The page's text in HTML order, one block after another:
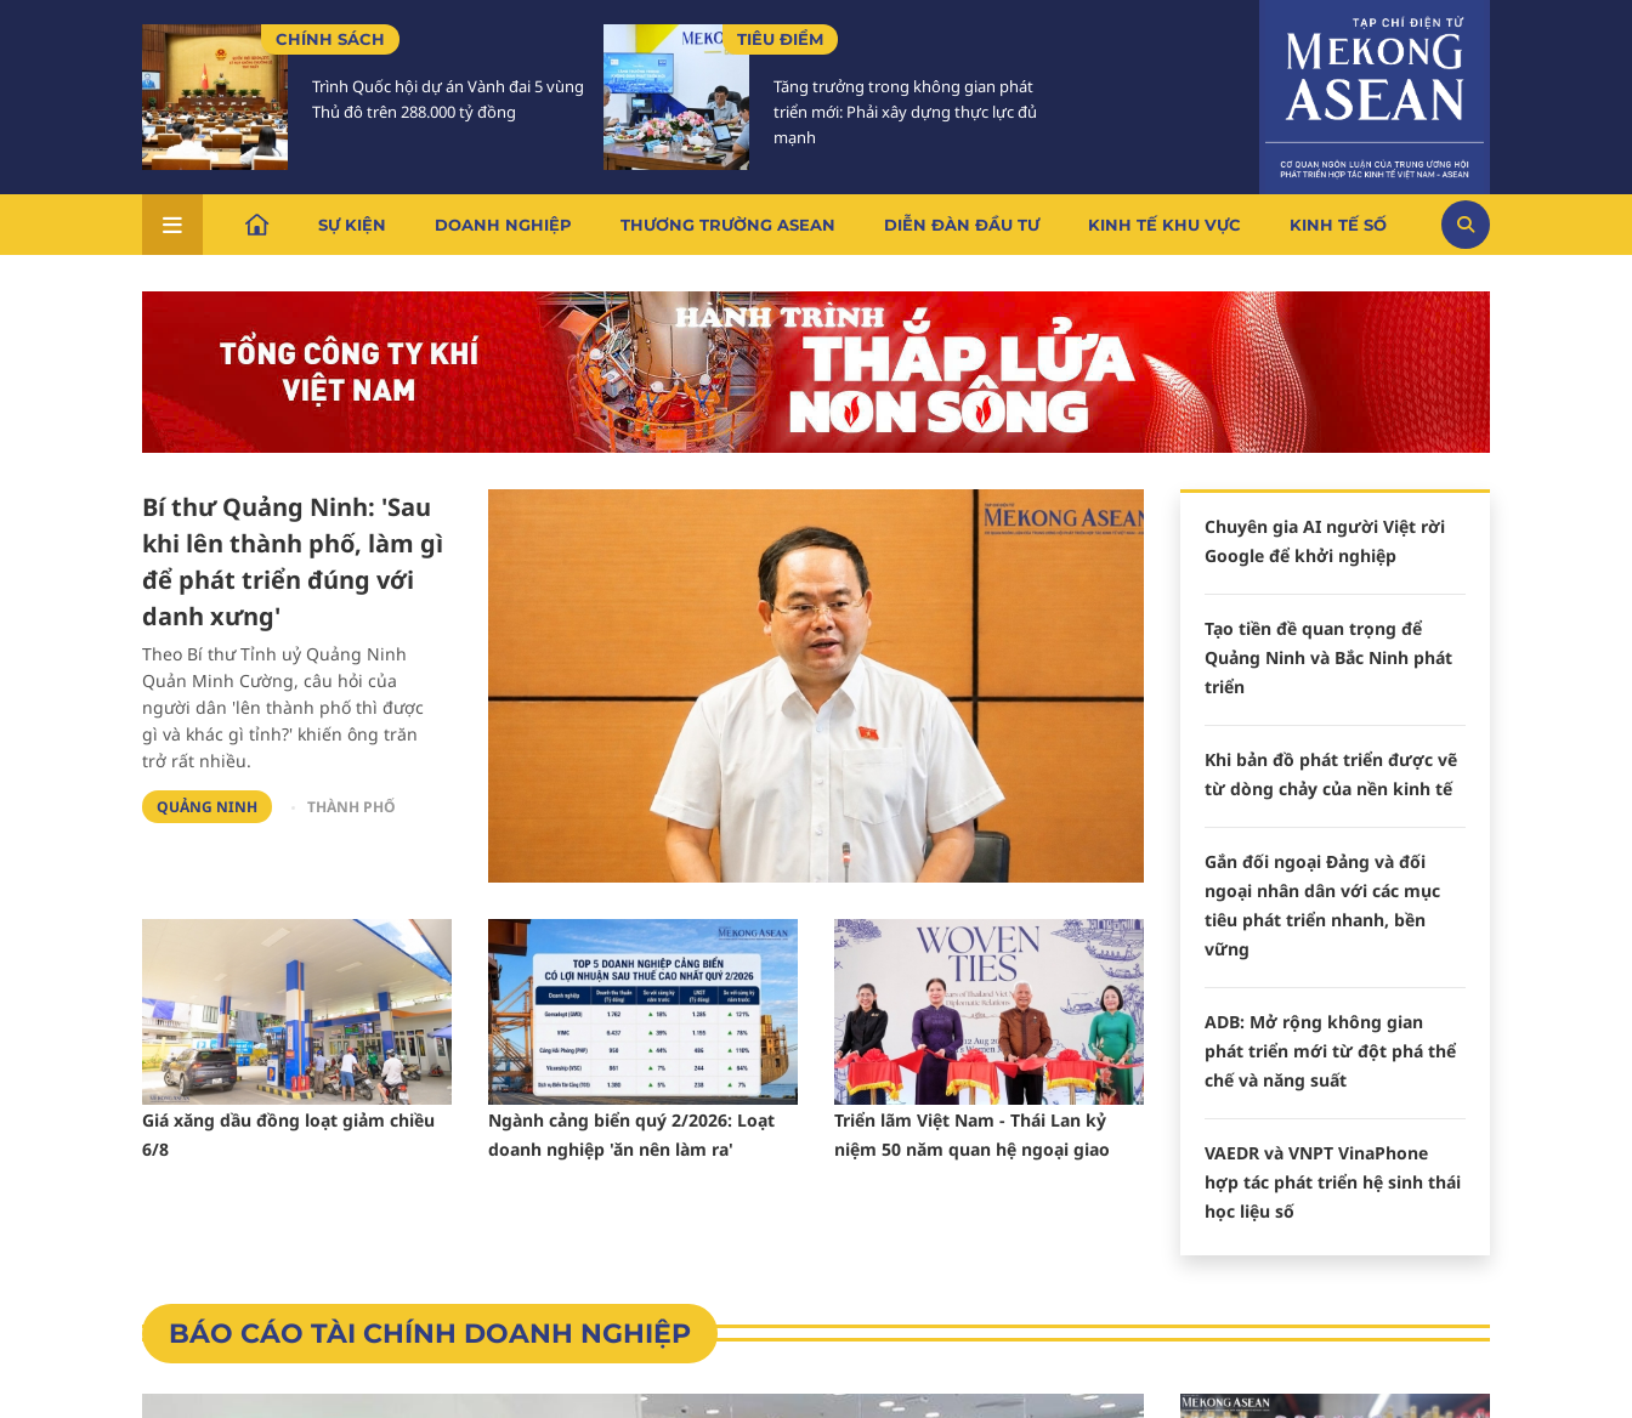
CHÍNH SÁCH
Trình Quốc hội dự án Vành đai 5 vùng
Thủ đô trên 288.000 tỷ đồng
TIÊU ĐIỂM
Tăng trưởng trong không gian phát
triển mới: Phải xây dựng thực lực đủ
mạnh
SỰ KIỆN DOANH NGHIỆP THƯƠNG TRƯỜNG ASEAN DIỄN ĐÀN ĐẦU TƯ KINH TẾ KHU VỰC KINH TẾ SỐ
Bí thư Quảng Ninh: 'Sau
khi lên thành phố, làm gì
để phát triển đúng với
danh xưng'
Theo Bí thư Tỉnh uỷ Quảng Ninh
Quản Minh Cường, câu hỏi của
người dân 'lên thành phố thì được
gì và khác gì tỉnh?' khiến ông trăn
trở rất nhiều.
QUẢNG NINH THÀNH PHỐ
Giá xăng dầu đồng loạt giảm chiều
6/8
Ngành cảng biển quý 2/2026: Loạt
doanh nghiệp 'ăn nên làm ra'
Triển lãm Việt Nam - Thái Lan kỷ
niệm 50 năm quan hệ ngoại giao
Chuyên gia AI người Việt rời
Google để khởi nghiệp
Tạo tiền đề quan trọng để
Quảng Ninh và Bắc Ninh phát
triển
Khi bản đồ phát triển được vẽ
từ dòng chảy của nền kinh tế
Gắn đối ngoại Đảng và đối
ngoại nhân dân với các mục
tiêu phát triển nhanh, bền
vững
ADB: Mở rộng không gian
phát triển mới từ đột phá thể
chế và năng suất
VAEDR và VNPT VinaPhone
hợp tác phát triển hệ sinh thái
học liệu số
BÁO CÁO TÀI CHÍNH DOANH NGHIỆP